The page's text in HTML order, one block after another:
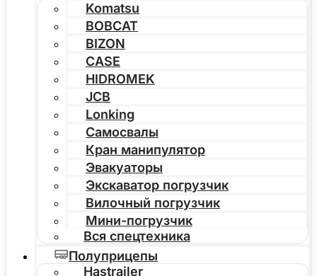
Komatsu
BOBCAT
BIZON
CASE
HIDROMEK
JCB
Lonking
Самосвалы
Кран манипулятор
Эвакуаторы
Экскаватор погрузчик
Вилочный погрузчик
Мини-погрузчик
Вся спецтехника
Полуприцепы
Hastrailer